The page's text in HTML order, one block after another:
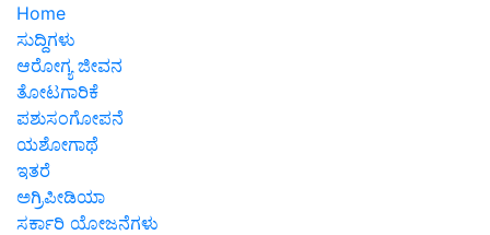
Home
ಸುದ್ದಿಗಳು
ಆರೋಗ್ಯ ಜೀವನ
ತೋಟಗಾರಿಕೆ
ಪಶುಸಂಗೋಪನೆ
ಯಶೋಗಾಥೆ
ಇತರೆ
ಅಗ್ರಿಪೀಡಿಯಾ
ಸರ್ಕಾರಿ ಯೋಜನೆಗಳು